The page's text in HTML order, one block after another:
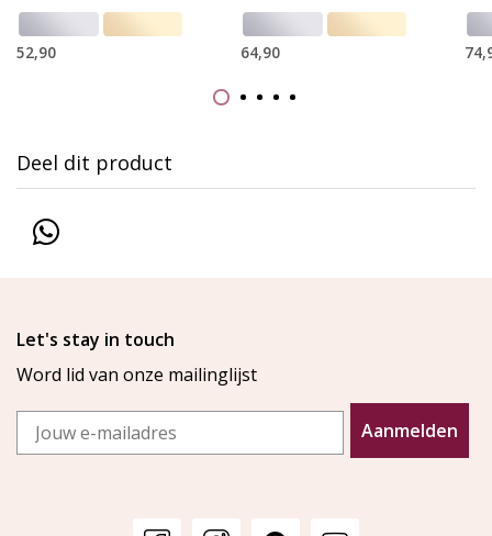
52,90 64,90
Deel dit product
Let's stay in touch
Word lid van onze mailinglijst
Email
Aanmelden